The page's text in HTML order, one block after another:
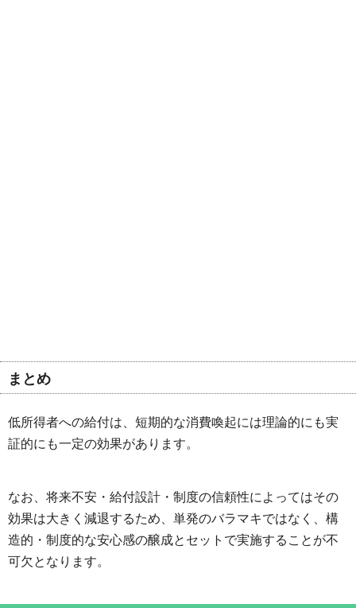
まとめ
低所得者への給付は、短期的な消費喚起には理論的にも実
証的にも一定の効果があります。
なお、将来不安・給付設計・制度の信頼性によってはその
効果は大きく減退するため、単発のバラマキではなく、構
造的・制度的な安心感の醸成とセットで実施することが不
可欠となります。